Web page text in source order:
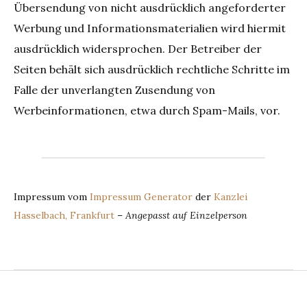
Übersendung von nicht ausdrücklich angeforderter
Werbung und Informationsmaterialien wird hiermit
ausdrücklich widersprochen. Der Betreiber der
Seiten behält sich ausdrücklich rechtliche Schritte im
Falle der unverlangten Zusendung von
Werbeinformationen, etwa durch Spam-Mails, vor.
Impressum vom Impressum Generator der Kanzlei
Hasselbach, Frankfurt – Angepasst auf Einzelperson